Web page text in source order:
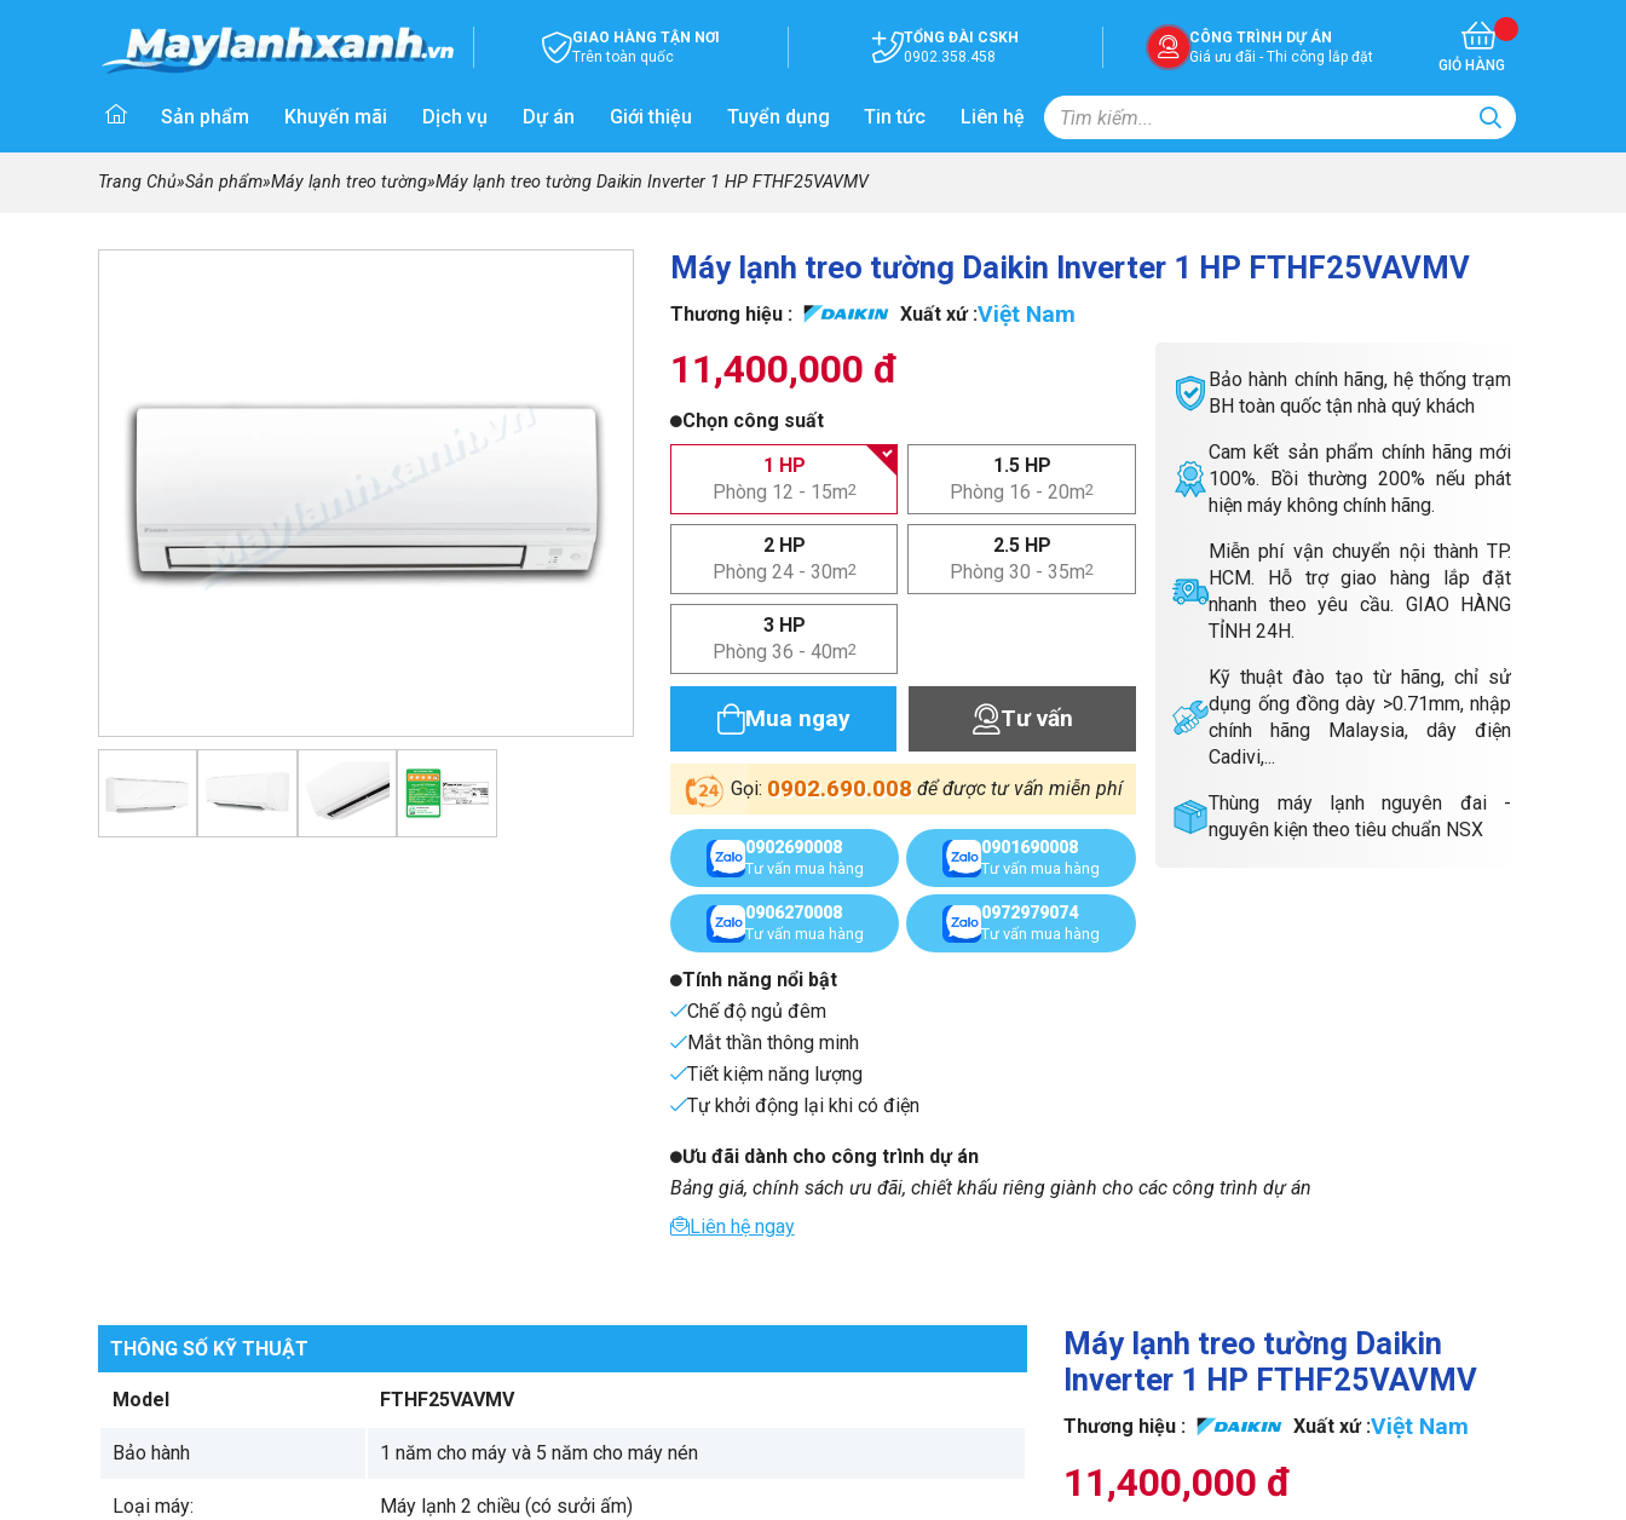
GIAO HÀNG TẬN NƠI
Trên toàn quốc
TỔNG ĐÀI CSKH
0902.358.458
CÔNG TRÌNH DỰ ÁN
Giá ưu đãi - Thi công lắp đặt
GIỎ HÀNG
Sản phẩm Khuyến mãi Dịch vụ Dự án Giới thiệu Tuyển dụng Tin tức Liên hệ
Trang Chủ»Sản phẩm»Máy lạnh treo tường»Máy lạnh treo tường Daikin Inverter 1 HP FTHF25VAVMV
Máy lạnh treo tường Daikin Inverter 1 HP FTHF25VAVMV
Thương hiệu : Xuất xứ :Việt Nam
11,400,000 đ
Chọn công suất
1 HP
Phòng 12 - 15m2
1.5 HP
Phòng 16 - 20m2
2 HP
Phòng 24 - 30m2
2.5 HP
Phòng 30 - 35m2
3 HP
Phòng 36 - 40m2
Mua ngay Tư vấn
Gọi: 0902.690.008 để được tư vấn miễn phí
0902690008
Tư vấn mua hàng
0901690008
Tư vấn mua hàng
0906270008
Tư vấn mua hàng
0972979074
Tư vấn mua hàng
Tính năng nổi bật
Chế độ ngủ đêm
Mắt thần thông minh
Tiết kiệm năng lượng
Tự khởi động lại khi có điện
Bảo hành chính hãng, hệ thống trạm
BH toàn quốc tận nhà quý khách
Cam kết sản phẩm chính hãng mới
100%. Bồi thường 200% nếu phát
hiện máy không chính hãng.
Miễn phí vận chuyển nội thành TP.
HCM. Hỗ trợ giao hàng lắp đặt
nhanh theo yêu cầu. GIAO HÀNG
TỈNH 24H.
Kỹ thuật đào tạo từ hãng, chỉ sử
dụng ống đồng dày >0.71mm, nhập
chính hãng Malaysia, dây điện
Cadivi,...
Thùng máy lạnh nguyên đai -
nguyên kiện theo tiêu chuẩn NSX
Ưu đãi dành cho công trình dự án
Bảng giá, chính sách ưu đãi, chiết khấu riêng giành cho các công trình dự án
Liên hệ ngay
THÔNG SỐ KỸ THUẬT
Model FTHF25VAVMV
Bảo hành 1 năm cho máy và 5 năm cho máy nén
Loại máy: Máy lạnh 2 chiều (có sưởi ấm)
Máy lạnh treo tường Daikin
Inverter 1 HP FTHF25VAVMV
Thương hiệu : Xuất xứ :Việt Nam
11,400,000 đ